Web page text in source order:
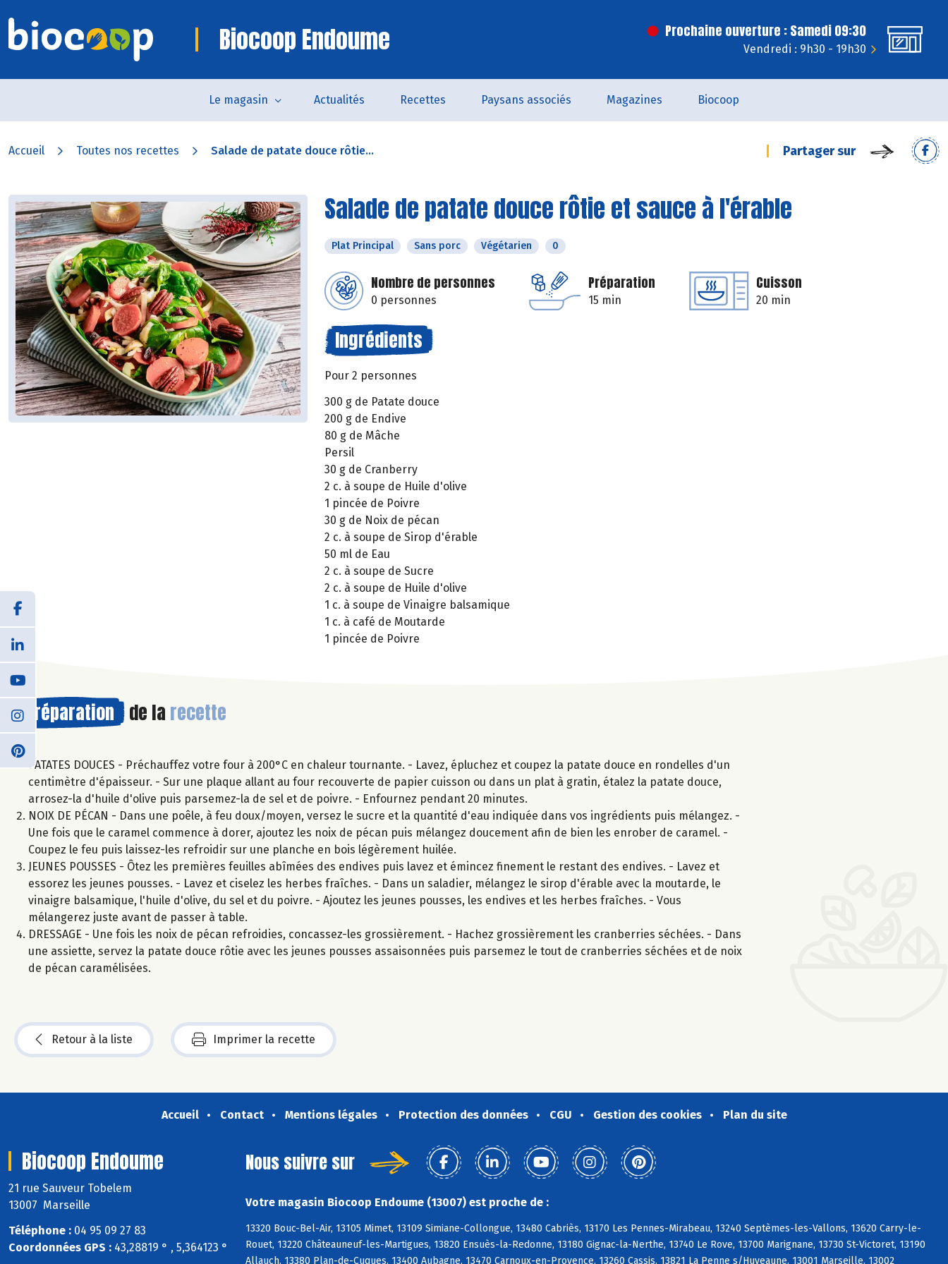
Biocoop Endoume Prochaine ouverture : Samedi 09:30
Vendredi : 9h30 - 19h30
Le magasin Actualités Recettes Paysans associés Magazines Biocoop
Accueil Toutes nos recettes Salade de patate douce rôtie... Partager sur
Salade de patate douce rôtie et sauce à l'érable
Plat Principal Sans porc Végétarien 0
Nombre de personnes
0 personnes
Préparation
15 min
Cuisson
20 min
Ingrédients
Pour 2 personnes
300 g de Patate douce
200 g de Endive
80 g de Mâche
Persil
30 g de Cranberry
2 c. à soupe de Huile d'olive
1 pincée de Poivre
30 g de Noix de pécan
2 c. à soupe de Sirop d'érable
50 ml de Eau
2 c. à soupe de Sucre
2 c. à soupe de Huile d'olive
1 c. à soupe de Vinaigre balsamique
1 c. à café de Moutarde
1 pincée de Poivre
Préparation de la recette
PATATES DOUCES - Préchauffez votre four à 200°C en chaleur tournante. - Lavez, épluchez et coupez la patate douce en rondelles d'un
centimètre d'épaisseur. - Sur une plaque allant au four recouverte de papier cuisson ou dans un plat à gratin, étalez la patate douce,
arrosez-la d'huile d'olive puis parsemez-la de sel et de poivre. - Enfournez pendant 20 minutes.
NOIX DE PÉCAN - Dans une poêle, à feu doux/moyen, versez le sucre et la quantité d'eau indiquée dans vos ingrédients puis mélangez. -
Une fois que le caramel commence à dorer, ajoutez les noix de pécan puis mélangez doucement afin de bien les enrober de caramel. -
Coupez le feu puis laissez-les refroidir sur une planche en bois légèrement huilée.
JEUNES POUSSES - Ôtez les premières feuilles abîmées des endives puis lavez et émincez finement le restant des endives. - Lavez et
essorez les jeunes pousses. - Lavez et ciselez les herbes fraîches. - Dans un saladier, mélangez le sirop d'érable avec la moutarde, le
vinaigre balsamique, l'huile d'olive, du sel et du poivre. - Ajoutez les jeunes pousses, les endives et les herbes fraîches. - Vous
mélangerez juste avant de passer à table.
DRESSAGE - Une fois les noix de pécan refroidies, concassez-les grossièrement. - Hachez grossièrement les cranberries séchées. - Dans
une assiette, servez la patate douce rôtie avec les jeunes pousses assaisonnées puis parsemez le tout de cranberries séchées et de noix
de pécan caramélisées.
Retour à la liste Imprimer la recette
Accueil Contact Mentions légales Protection des données CGU Gestion des cookies Plan du site
Biocoop Endoume
21 rue Sauveur Tobelem
13007 Marseille
Téléphone : 04 95 09 27 83
Coordonnées GPS : 43,28819 ° , 5,364123 °
Nous suivre sur
Votre magasin Biocoop Endoume (13007) est proche de :
13320 Bouc-Bel-Air, 13105 Mimet, 13109 Simiane-Collongue, 13480 Cabriès, 13170 Les Pennes-Mirabeau, 13240 Septèmes-les-Vallons, 13620 Carry-le-
Rouet, 13220 Châteauneuf-les-Martigues, 13820 Ensuès-la-Redonne, 13180 Gignac-la-Nerthe, 13740 Le Rove, 13700 Marignane, 13730 St-Victoret, 13190
Allauch, 13380 Plan-de-Cuques, 13400 Aubagne, 13470 Carnoux-en-Provence, 13260 Cassis, 13821 La Penne s/Huveaune, 13001 Marseille, 13002